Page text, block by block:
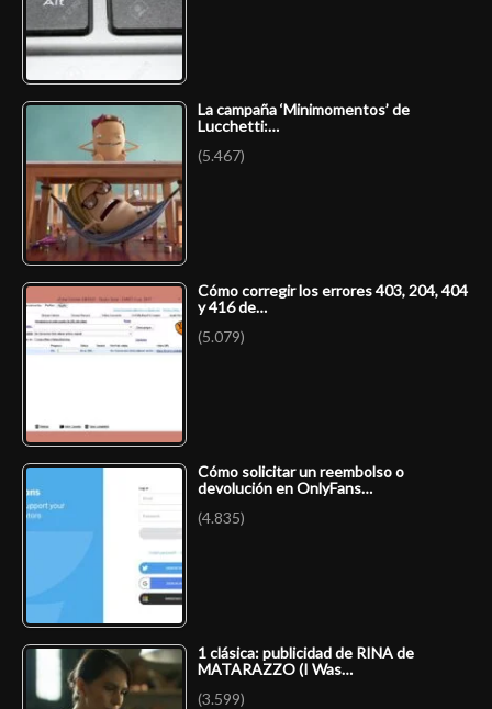
La campaña ‘Minimomentos’ de
Lucchetti:…
(5.467)
Cómo corregir los errores 403, 204, 404
y 416 de…
(5.079)
Cómo solicitar un reembolso o
devolución en OnlyFans…
(4.835)
1 clásica: publicidad de RINA de
MATARAZZO (I Was…
(3.599)